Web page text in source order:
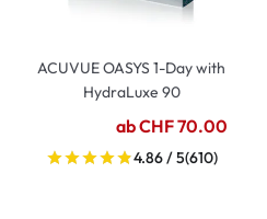
ACUVUE OASYS 1-Day with
HydraLuxe 90
ab CHF 70.00
4.86 / 5(610)